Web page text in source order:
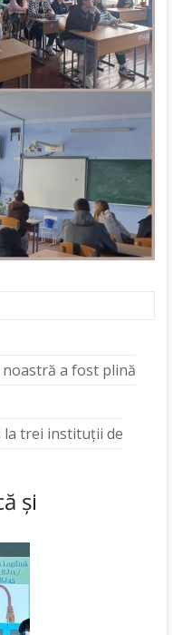
noastră a fost plină
la trei instituții de
și